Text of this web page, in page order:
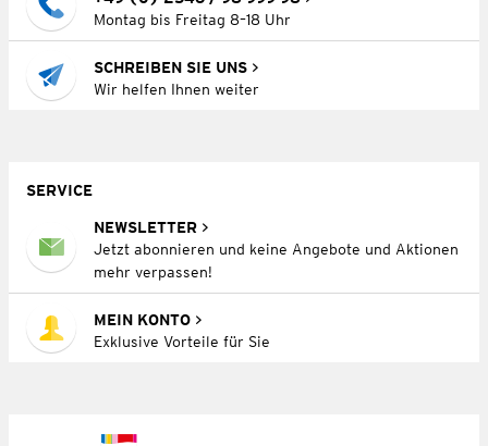
Montag bis Freitag 8–18 Uhr
SCHREIBEN SIE UNS
Wir helfen Ihnen weiter
SERVICE
NEWSLETTER
Jetzt abonnieren und keine Angebote und Aktionen
mehr verpassen!
MEIN KONTO
Exklusive Vorteile für Sie